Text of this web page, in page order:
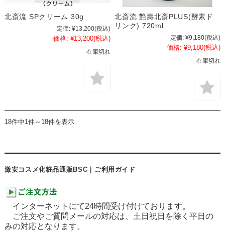
北斎流 SPクリーム 30g
定価: ¥13,200(税込)
価格: ¥13,200(税込)
在庫切れ
北斎流 艶壽北斎PLUS(酵素ド
リンク) 720ml
定価: ¥9,180(税込)
価格: ¥9,180(税込)
在庫切れ
18件中1件～18件を表示
激安コスメ化粧品通販BSC｜ご利用ガイド
インターネットにて24時間受け付けております。
ご注文やご質問メールの対応は、土日祝日を除く平日の
みの対応となります。